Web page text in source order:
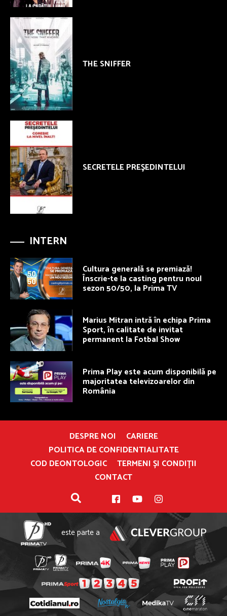
THE SNIFFER
SECRETELE PREŞEDINTELUI
INTERN
Cultura generală se premiază!
Înscrie-te la casting pentru noul
sezon 50/50, la Prima TV
Marius Mitran intră în echipa Prima
Sport, în calitate de invitat
permanent la Fotbal Show
Prima Play este acum disponibilă pe
majoritatea televizoarelor din
România
DESPRE NOI
CARIERE
POLITICA DE CONFIDENTIALITATE
COD DEONTOLOGIC
TERMENI ȘI CONDIȚII
CONTACT
este parte a